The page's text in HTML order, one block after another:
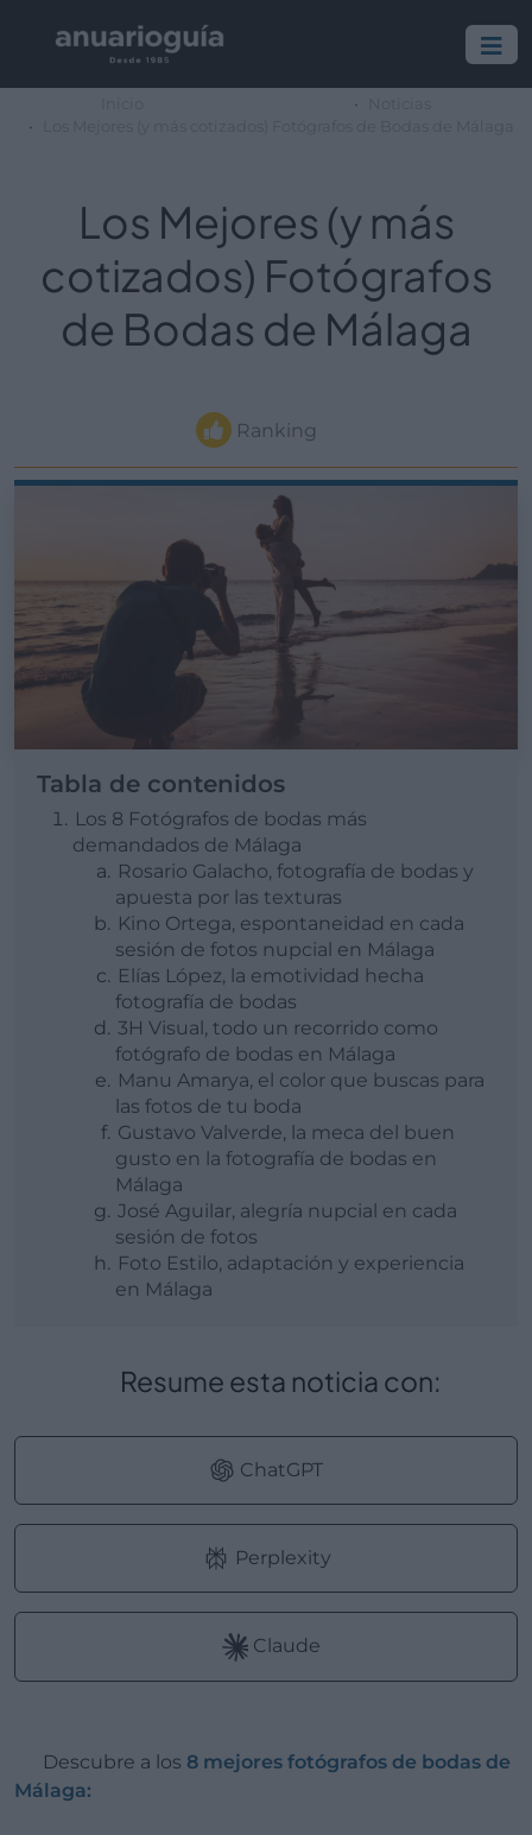
Los Mejores (y más
cotizados) Fotógrafos
de Bodas de Málaga
Ranking
Tabla de contenidos
Los 8 Fotógrafos de bodas más
demandados de Málaga
Rosario Galacho, fotografía de bodas y
apuesta por las texturas
Kino Ortega, espontaneidad en cada
sesión de fotos nupcial en Málaga
Elías López, la emotividad hecha
fotografía de bodas
3H Visual, todo un recorrido como
fotógrafo de bodas en Málaga
Manu Amarya, el color que buscas para
las fotos de tu boda
Gustavo Valverde, la meca del buen
gusto en la fotografía de bodas en
Málaga
José Aguilar, alegría nupcial en cada
sesión de fotos
Foto Estilo, adaptación y experiencia
en Málaga
Resume esta noticia con:
ChatGPT
Perplexity
Claude
Descubre a los 8 mejores fotógrafos de bodas de
Málaga: